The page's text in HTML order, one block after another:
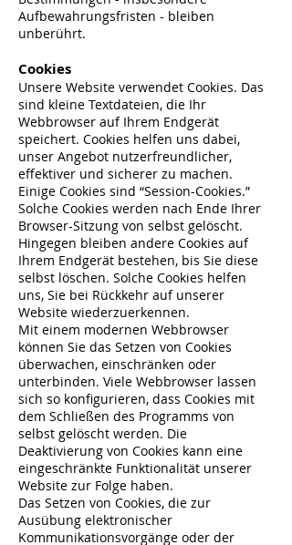
Aufbewahrungsfristen - bleiben
unberührt.
Cookies
Unsere Website verwendet Cookies. Das
sind kleine Textdateien, die Ihr
Webbrowser auf Ihrem Endgerät
speichert. Cookies helfen uns dabei,
unser Angebot nutzerfreundlicher,
effektiver und sicherer zu machen.
Einige Cookies sind “Session-Cookies.”
Solche Cookies werden nach Ende Ihrer
Browser-Sitzung von selbst gelöscht.
Hingegen bleiben andere Cookies auf
Ihrem Endgerät bestehen, bis Sie diese
selbst löschen. Solche Cookies helfen
uns, Sie bei Rückkehr auf unserer
Website wiederzuerkennen.
Mit einem modernen Webbrowser
können Sie das Setzen von Cookies
überwachen, einschränken oder
unterbinden. Viele Webbrowser lassen
sich so konfigurieren, dass Cookies mit
dem Schließen des Programms von
selbst gelöscht werden. Die
Deaktivierung von Cookies kann eine
eingeschränkte Funktionalität unserer
Website zur Folge haben.
Das Setzen von Cookies, die zur
Ausübung elektronischer
Kommunikationsvorgänge oder der